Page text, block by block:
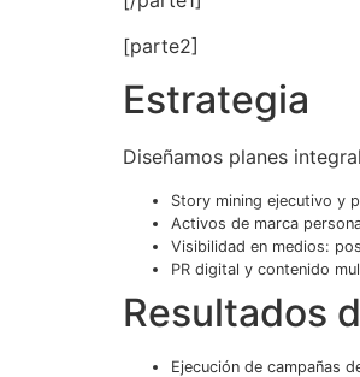
[parte2]
Estrategia
Diseñamos planes
Story mining ejecutivo y
Activos de marca
Visibilidad en medios:
PR digital y contenido
Resultados
Ejecución de campañas